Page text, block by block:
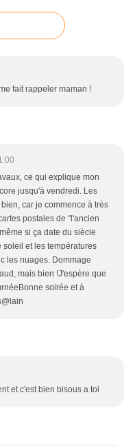
fait rappeler maman !
ce qui explique mon
jusqu'à vendredi. Les
car je commence à très
postales de "l'ancien
si ça date du siècle
et les températures
les nuages. Dommage
mais bien !J'espère que
soirée et à
et c'est bien bisous a toi